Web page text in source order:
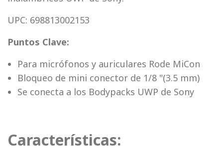
UPC: 698813002153
Puntos Clave:
Para micrófonos y auriculares Rode MiCon
Bloqueo de mini conector de 1/8 "(3.5 mm)
Se conecta a los Bodypacks UWP de Sony
Características: